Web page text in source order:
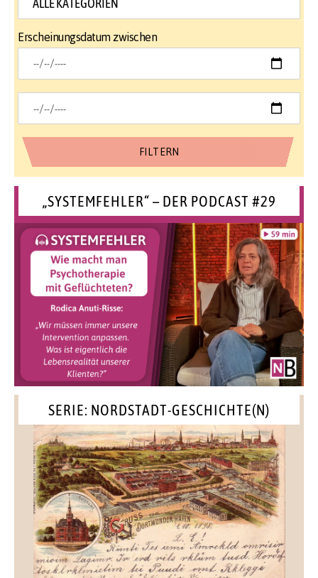
Erscheinungsdatum zwischen
„SYSTEMFEHLER“ – DER PODCAST #29
SERIE: NORDSTADT-GESCHICHTE(N)